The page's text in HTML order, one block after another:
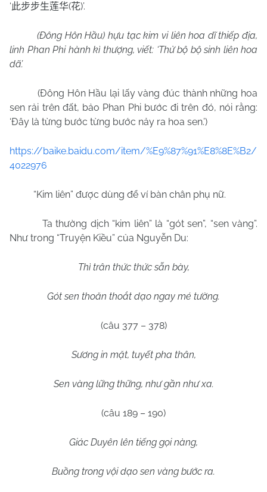
‘此步步生莲华(花)’.
(Đông Hôn Hầu) hựu tạc kim vi liên hoa dĩ thiếp địa,
linh Phan Phi hành kì thượng, viết: ‘Thử bộ bộ sinh liên hoa
dã’.
(Đông Hôn Hầu lại lấy vàng đúc thành những hoa
sen rải trên đất, bảo Phan Phi bước đi trên đó, nói rằng:
‘Đây là từng bước từng bước nảy ra hoa sen.’)
https://baike.baidu.com/item/%E9%87%91%E8%8E%B2/
4022976
“Kim liên” được dùng để ví bàn chân phụ nữ.
Ta thường dịch “kim liên” là “gót sen”, “sen vàng”.
Như trong “Truyện Kiều” của Nguyễn Du:
Thì trân thức thức sẵn bày,
Gót sen thoăn thoắt dạo ngay mé tường.
(câu 377 – 378)
Sương in mặt, tuyết pha thân,
Sen vàng lững thững, như gần như xa.
(câu 189 – 190)
Giác Duyên lên tiếng gọi nàng,
Buồng trong vội dạo sen vàng bước ra.